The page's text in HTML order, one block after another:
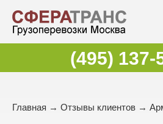
(495) 137-
Главная → Отзывы клиентов →